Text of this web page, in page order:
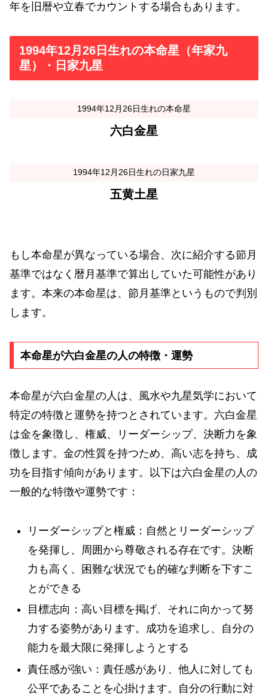
年を旧暦や立春でカウントする場合もあります。
1994年12月26日生れの本命星（年家九
星）・日家九星
1994年12月26日生れの本命星
六白金星
1994年12月26日生れの日家九星
五黄土星
もし本命星が異なっている場合、次に紹介する節月
基準ではなく暦月基準で算出していた可能性があり
ます。本来の本命星は、節月基準というもので判別
します。
本命星が六白金星の人の特徴・運勢
本命星が六白金星の人は、風水や九星気学において
特定の特徴と運勢を持つとされています。六白金星
は金を象徴し、権威、リーダーシップ、決断力を象
徴します。金の性質を持つため、高い志を持ち、成
功を目指す傾向があります。以下は六白金星の人の
一般的な特徴や運勢です：
リーダーシップと権威：自然とリーダーシップ
を発揮し、周囲から尊敬される存在です。決断
力も高く、困難な状況でも的確な判断を下すこ
とができる
目標志向：高い目標を掲げ、それに向かって努
力する姿勢があります。成功を追求し、自分の
能力を最大限に発揮しようとする
責任感が強い：責任感があり、他人に対しても
公平であることを心掛けます。自分の行動に対